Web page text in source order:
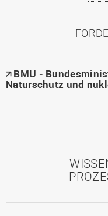
BMU -
Naturschutz und